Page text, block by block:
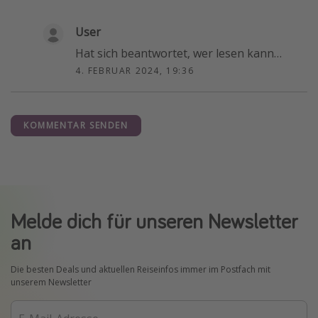
User
Hat sich beantwortet, wer lesen kann…
4. FEBRUAR 2024, 19:36
KOMMENTAR SENDEN
Melde dich für unseren Newsletter
an
Die besten Deals und aktuellen Reiseinfos immer im Postfach mit
unserem Newsletter